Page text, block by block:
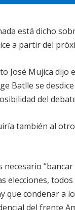
está dicho
a partir del
José Mujica dijo
Batlle se
del
también al
necesario
elecciones,
que condenar a
del frente